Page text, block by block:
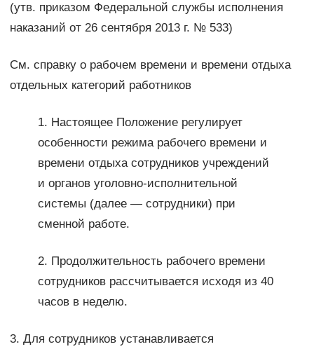
(утв. приказом Федеральной службы исполнения
наказаний от 26 сентября 2013 г. № 533)
См. справку о рабочем времени и времени отдыха
отдельных категорий работников
1. Настоящее Положение регулирует
особенности режима рабочего времени и
времени отдыха сотрудников учреждений
и органов уголовно-исполнительной
системы (далее — сотрудники) при
сменной работе.
2. Продолжительность рабочего времени
сотрудников рассчитывается исходя из 40
часов в неделю.
3. Для сотрудников устанавливается